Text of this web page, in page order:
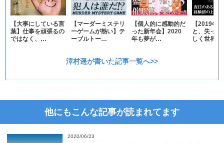
【大事にしている言
葉】仕事を頑張るの
ではなく、…
【マーダーミステリ
ーゲームが熱い】テ
ーブルトー…
【個人的に感動的だ
った新年会】2020
年も夢が…
【2019年
と、失った
しく世界…
澤村遥が書いた記事一覧へ>>
他にもこんな記事が読まれてます
2020/06/23